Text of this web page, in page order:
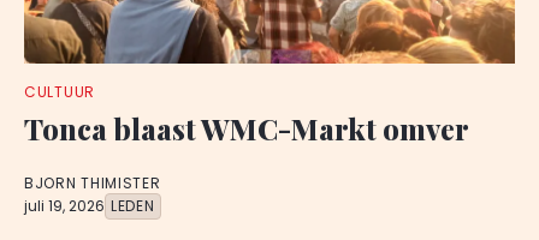
CULTUUR
Tonca blaast WMC-Markt omver
BJORN THIMISTER
juli 19, 2026 LEDEN